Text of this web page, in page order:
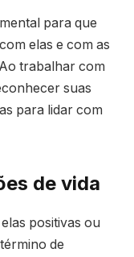
para que
elas e com as
trabalhar com
suas
para lidar com
de vida
positivas ou
de